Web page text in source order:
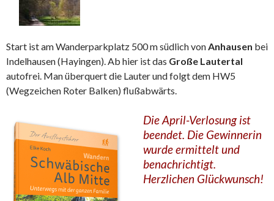
Start ist am Wanderparkplatz 500 m südlich vonAnhausen bei
Indelhausen (Hayingen). Ab hier ist das Große Lautertal
autofrei. Man überquert die Lauter und folgt dem HW5
(Wegzeichen Roter Balken) flußabwärts.
Die April-Verlosung ist
beendet. Die Gewinnerin
wurde ermittelt und
benachrichtigt.
Herzlichen Glückwunsch!